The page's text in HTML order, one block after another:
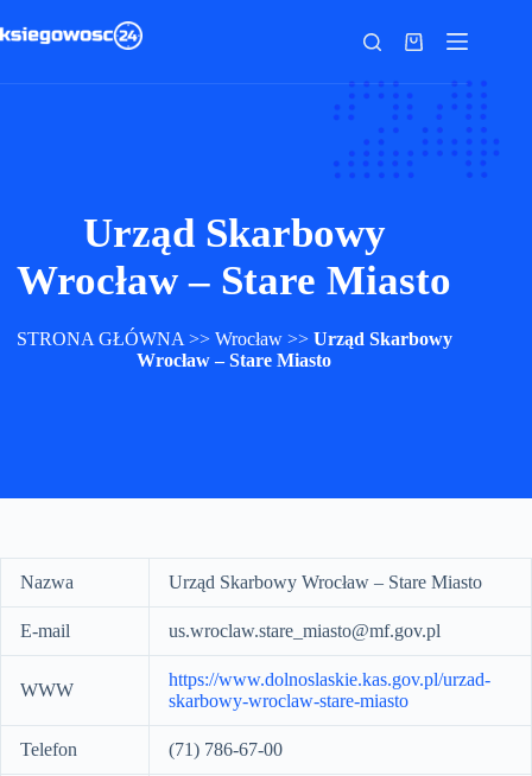
do
Koszyk
Urząd Skarbowy
Wrocław – Stare Miasto
STRONA GŁÓWNA >> Wrocław>> Urząd Skarbowy
Wrocław – Stare Miasto
Nazwa Urząd Skarbowy Wrocław – Stare Miasto
E-mail us.wroclaw.stare_miasto@mf.gov.pl
WWW
https://www.dolnoslaskie.kas.gov.pl/urzad-
skarbowy-wroclaw-stare-miasto
Telefon (71) 786-67-00